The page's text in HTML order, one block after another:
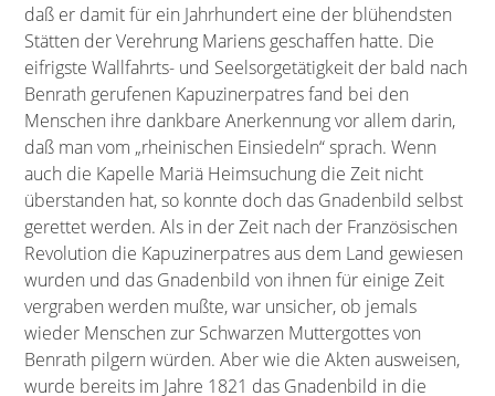
daß er damit für ein Jahrhundert eine der blühendsten
Stätten der Verehrung Mariens geschaffen hatte. Die
eifrigste Wallfahrts- und Seelsorgetätigkeit der bald nach
Benrath gerufenen Kapuzinerpatres fand bei den
Menschen ihre dankbare Anerkennung vor allem darin,
daß man vom „rheinischen Einsiedeln“ sprach. Wenn
auch die Kapelle Mariä Heimsuchung die Zeit nicht
überstanden hat, so konnte doch das Gnadenbild selbst
gerettet werden. Als in der Zeit nach der Französischen
Revolution die Kapuzinerpatres aus dem Land gewiesen
wurden und das Gnadenbild von ihnen für einige Zeit
vergraben werden mußte, war unsicher, ob jemals
wieder Menschen zur Schwarzen Muttergottes von
Benrath pilgern würden. Aber wie die Akten ausweisen,
wurde bereits im Jahre 1821 das Gnadenbild in die